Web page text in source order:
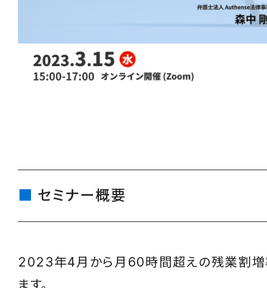
セミナー概要
2023年4月から月60時間超えの残業割増
ます。